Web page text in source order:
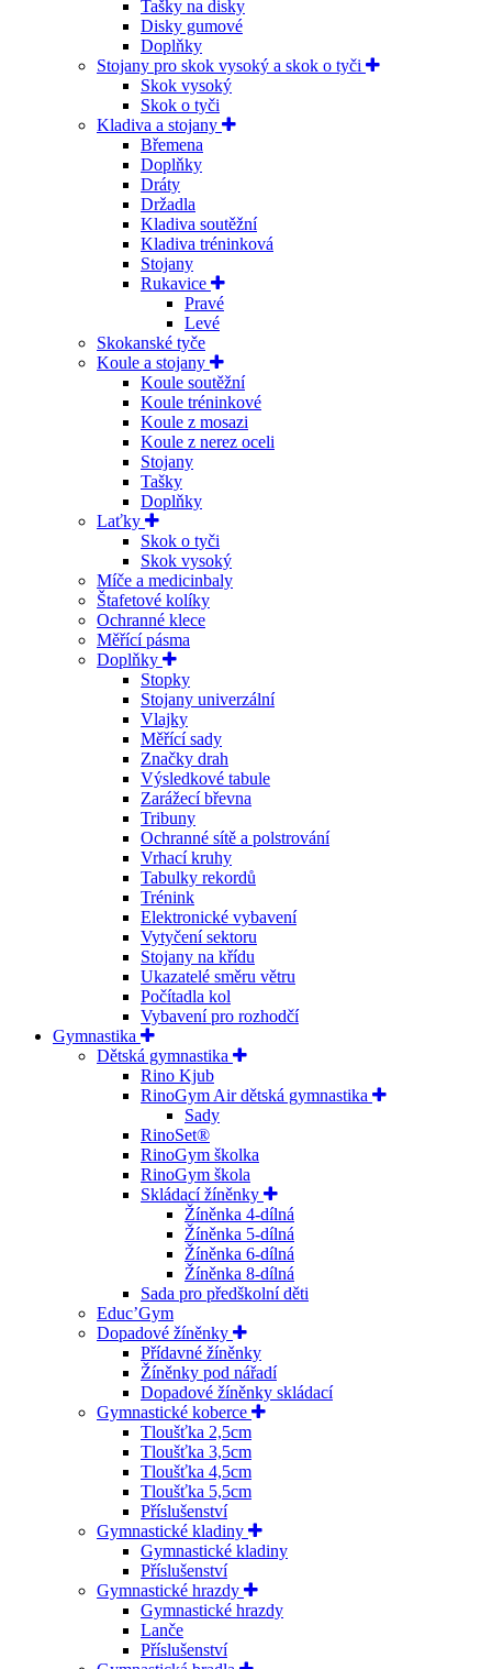
Tašky na disky
Disky gumové
Doplňky
Stojany pro skok vysoký a skok o tyči
Skok vysoký
Skok o tyči
Kladiva a stojany
Břemena
Doplňky
Dráty
Držadla
Kladiva soutěžní
Kladiva tréninková
Stojany
Rukavice
Pravé
Levé
Skokanské tyče
Koule a stojany
Koule soutěžní
Koule tréninkové
Koule z mosazi
Koule z nerez oceli
Stojany
Tašky
Doplňky
Laťky
Skok o tyči
Skok vysoký
Míče a medicinbaly
Štafetové kolíky
Ochranné klece
Měřící pásma
Doplňky
Stopky
Stojany univerzální
Vlajky
Měřící sady
Značky drah
Výsledkové tabule
Zarážecí břevna
Tribuny
Ochranné sítě a polstrování
Vrhací kruhy
Tabulky rekordů
Trénink
Elektronické vybavení
Vytyčení sektoru
Stojany na křídu
Ukazatelé směru větru
Počítadla kol
Vybavení pro rozhodčí
Gymnastika
Dětská gymnastika
Rino Kjub
RinoGym Air dětská gymnastika
Sady
RinoSet®
RinoGym školka
RinoGym škola
Skládací žíněnky
Žíněnka 4-dílná
Žíněnka 5-dílná
Žíněnka 6-dílná
Žíněnka 8-dílná
Sada pro předškolní děti
Educ’Gym
Dopadové žíněnky
Přídavné žíněnky
Žíněnky pod nářadí
Dopadové žíněnky skládací
Gymnastické koberce
Tloušťka 2,5cm
Tloušťka 3,5cm
Tloušťka 4,5cm
Tloušťka 5,5cm
Příslušenství
Gymnastické kladiny
Gymnastické kladiny
Příslušenství
Gymnastické hrazdy
Gymnastické hrazdy
Lanče
Příslušenství